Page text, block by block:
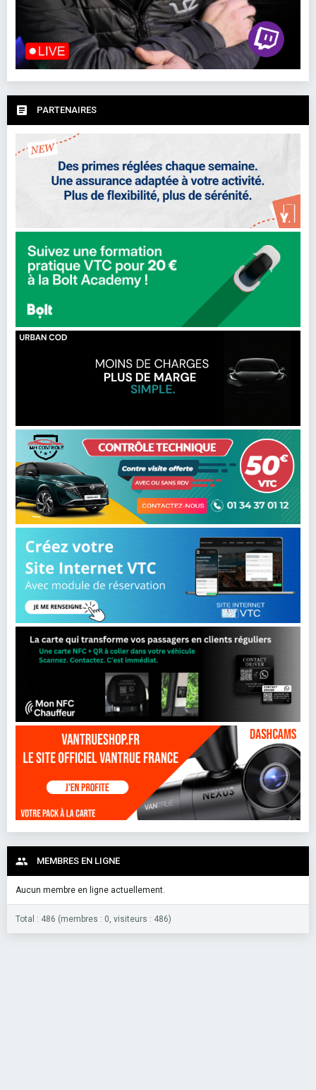
PARTENAIRES
MEMBRES EN LIGNE
Aucun membre en ligne actuellement.
Total : 486 (membres : 0, visiteurs : 486)